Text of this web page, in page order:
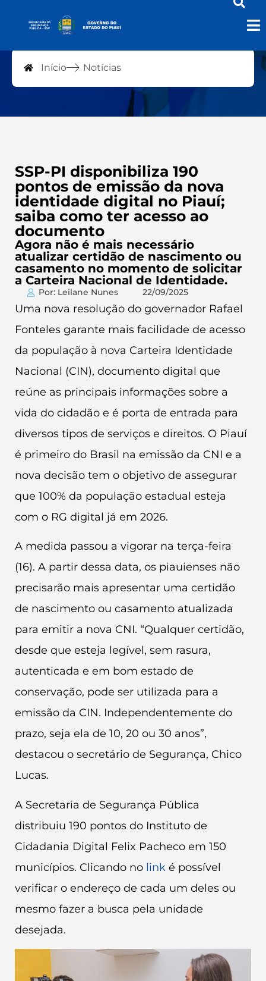
Notícias
Início Notícias
SSP-PI disponibiliza 190
pontos de emissão da nova
identidade digital no Piauí;
saiba como ter acesso ao
documento
Agora não é mais necessário
atualizar certidão de nascimento ou
casamento no momento de solicitar
a Carteira Nacional de Identidade.
Por: Leilane Nunes 22/09/2025
Uma nova resolução do governador Rafael
Fonteles garante mais facilidade de acesso
da população à nova Carteira Identidade
Nacional (CIN), documento digital que
reúne as principais informações sobre a
vida do cidadão e é porta de entrada para
diversos tipos de serviços e direitos. O Piauí
é primeiro do Brasil na emissão da CNI e a
nova decisão tem o objetivo de assegurar
que 100% da população estadual esteja
com o RG digital já em 2026.
A medida passou a vigorar na terça-feira
(16). A partir dessa data, os piauienses não
precisarão mais apresentar uma certidão
de nascimento ou casamento atualizada
para emitir a nova CNI. “Qualquer certidão,
desde que esteja legível, sem rasura,
autenticada e em bom estado de
conservação, pode ser utilizada para a
emissão da CIN. Independentemente do
prazo, seja ela de 10, 20 ou 30 anos”,
destacou o secretário de Segurança, Chico
Lucas.
A Secretaria de Segurança Pública
distribuiu 190 pontos do Instituto de
Cidadania Digital Felix Pacheco em 150
municípios. Clicando no link é possível
verificar o endereço de cada um deles ou
mesmo fazer a busca pela unidade
desejada.